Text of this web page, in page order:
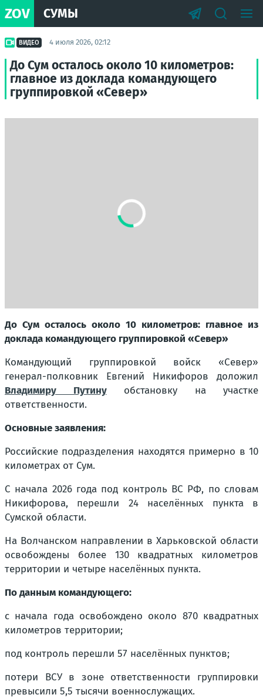
ZOV СУМЫ
ВИДЕО 4 июля 2026, 02:12
До Сум осталось около 10 километров:
главное из доклада командующего
группировкой «Север»
До Сум осталось около 10 километров: главное из
доклада командующего группировкой «Север»
Командующий группировкой войск «Север»
генерал-полковник Евгений Никифоров доложил
Владимиру Путинуобстановку на участке
ответственности.
Основные заявления:
Российские подразделения находятся примерно в 10
километрах от Сум.
С начала 2026 года под контроль ВС РФ, по словам
Никифорова, перешли 24 населённых пункта в
Сумской области.
На Волчанском направлении в Харьковской области
освобождены более 130 квадратных километров
территории и четыре населённых пункта.
По данным командующего:
с начала года освобождено около 870 квадратных
километров территории;
под контроль перешли 57 населённых пунктов;
потери ВСУ в зоне ответственности группировки
превысили 5,5 тысячи военнослужащих.